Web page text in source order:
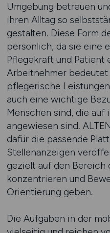
Umgebung betreuen
ihren Alltag so
gestalten. Diese Form
persönlich, da sie eine
Pflegekraft und Patient
Arbeitnehmer bedeutet
pflegerische
auch eine wichtige
Menschen sind, die auf
angewiesen sind.
dafür die passende
Stellenanzeigen
gezielt auf den Bereich
konzentrieren und
Orientierung geben.
Die Aufgaben in der